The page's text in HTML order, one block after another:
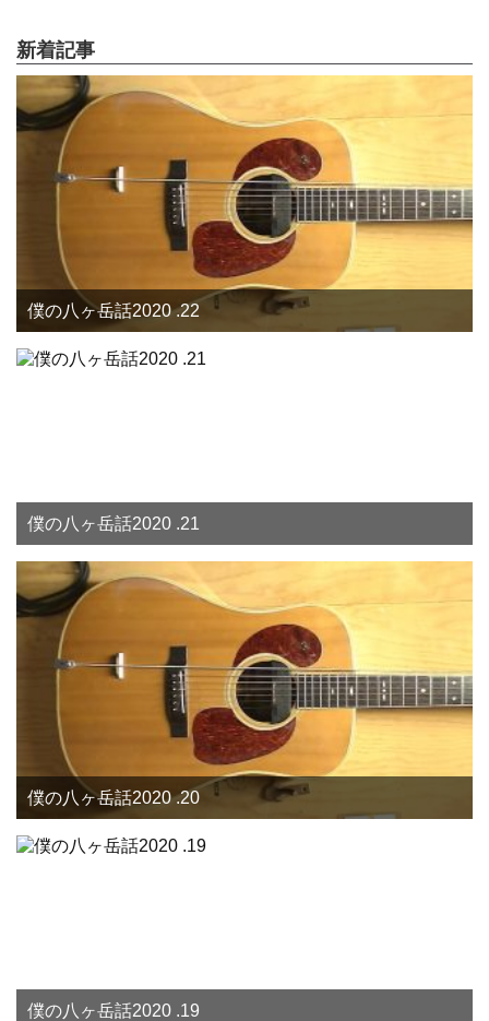
新着記事
僕の八ヶ岳話2020 .22
僕の八ヶ岳話2020 .21
僕の八ヶ岳話2020 .20
僕の八ヶ岳話2020 .19